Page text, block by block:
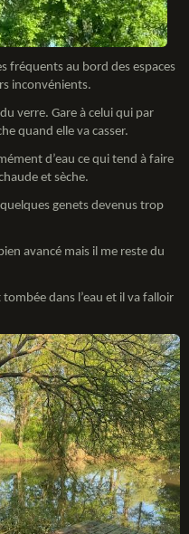
fréquents au bord des espaces
inconvénients.
verre. Gare à celui qui par
quand elle va casser.
d’eau ce qui tend à faire
et sèche.
genets devenus trop
avancé mais il me reste du
dans l’eau et il va falloir